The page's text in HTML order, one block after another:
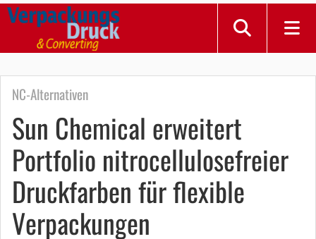
NC-Alternativen
Sun Chemical erweitert
Portfolio nitrocellulosefreier
Druckfarben für flexible
Verpackungen